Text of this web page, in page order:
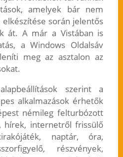
amelyek bár nem
során jelentős
át. A már a Vistában is
a Windows Oldalsáv
meg az asztalon az
szerint a
alkalmazások érhetők
némileg felturbózott
hírek, internetről frissülő
naptár, óra,
részvények,